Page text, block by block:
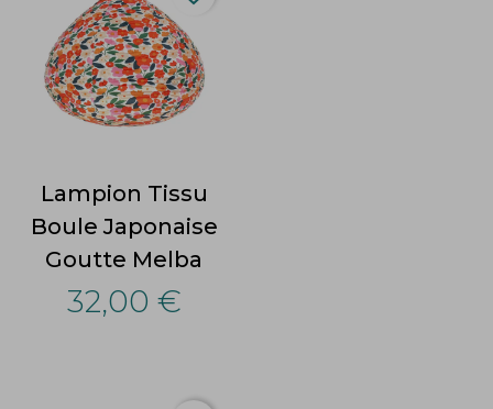
Lampion Tissu
Boule Japonaise
Goutte Melba
32,00 €